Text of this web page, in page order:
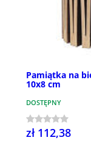
Pamiątka na
10x8 cm
DOSTĘPNY
zł 112,38